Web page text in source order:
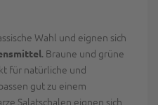
Wahl und eignen sich
. Braune und grüne
für natürliche und
gut zu einem
Salatschalen eignen sich